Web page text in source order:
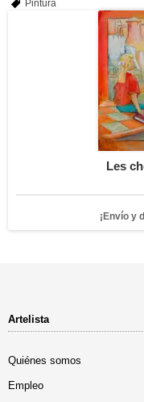
Pintura
Les
¡Envío y
Artelista
Quiénes somos
Empleo